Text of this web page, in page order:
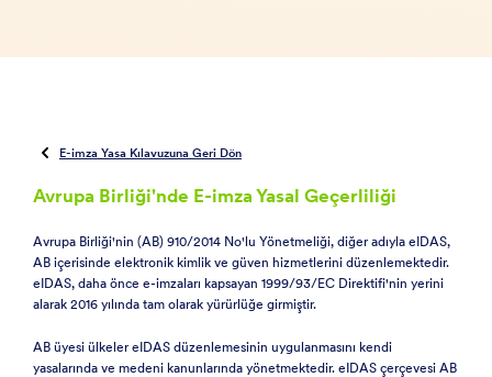
E-imza Yasa Kılavuzuna Geri Dön
Avrupa Birliği'nde E-imza Yasal Geçerliliği
Avrupa Birliği'nin (AB) 910/2014 No'lu Yönetmeliği, diğer adıyla eIDAS,
AB içerisinde elektronik kimlik ve güven hizmetlerini düzenlemektedir.
eIDAS, daha önce e-imzaları kapsayan 1999/93/EC Direktifi'nin yerini
alarak 2016 yılında tam olarak yürürlüğe girmiştir.
AB üyesi ülkeler eIDAS düzenlemesinin uygulanmasını kendi
yasalarında ve medeni kanunlarında yönetmektedir. eIDAS çerçevesi AB